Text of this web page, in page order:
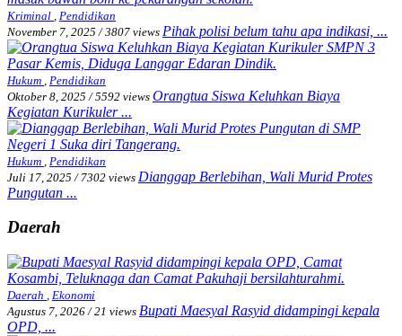
Kriminal
Pendidikan
November 7, 2025 / 3807 views Pihak polisi belum tahu apa indikasi, ...
Hukum
Pendidikan
Oktober 8, 2025 / 5592 views Orangtua Siswa Keluhkan Biaya
Kegiatan Kurikuler ...
Hukum
Pendidikan
Juli 17, 2025 / 7302 views Dianggap Berlebihan, Wali Murid Protes
Pungutan ...
Daerah
Daerah , Ekonomi
Agustus 7, 2026 / 21 views Bupati Maesyal Rasyid didampingi kepala
OPD, ...